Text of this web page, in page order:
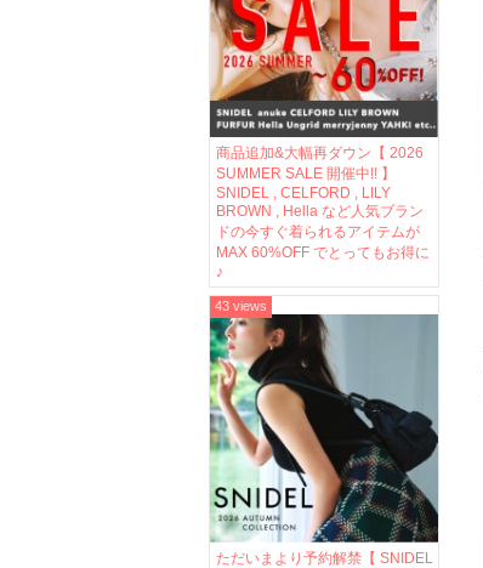
商品追加&大幅再ダウン【 2026
SUMMER SALE 開催中!! 】
SNIDEL , CELFORD , LILY
BROWN , Hella など人気ブラン
ドの今すぐ着られるアイテムが
MAX 60%OFF でとってもお得に
♪
ただいまより予約解禁【 SNIDEL
43 views